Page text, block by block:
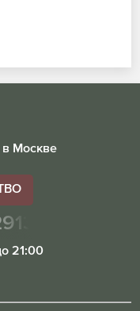
в Москве
21:00